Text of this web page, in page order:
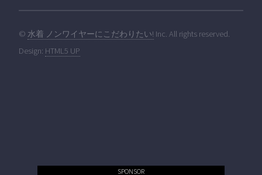
© 水着 ノンワイヤーにこだわりたい! Inc. All rights reserved.
Design: HTML5 UP
SPONSOR